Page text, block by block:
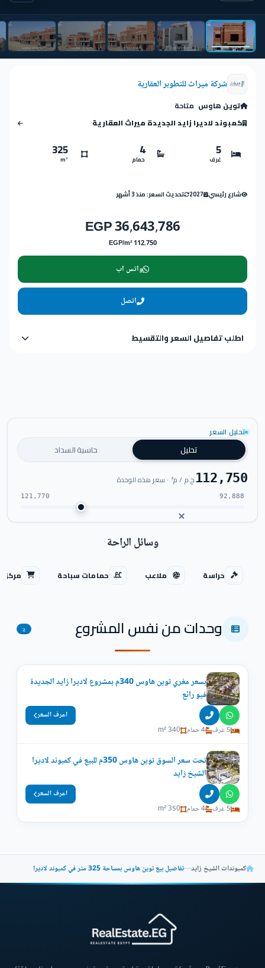
شركة ميراث للتطوبر العقارية
توين هاوس متاحة
كمبوند لاديرا زايد الجديدة ميراث العقارية
5
غرف
4
حمام
325
m²
شارع رئيسي 2027 تحديث السعر: منذ 3 أشهر
36,643,786 EGP
112,750 EGP/m²
واتس اب
اتصل
اطلب تفاصيل السعر والتقسيط
تحليل السعر
تحليل حاسبة السداد
112,750ج.م / م² · سعر هذه الوحدة
92,888
121,770
وسائل الراحة
حراسة ملاعب حمامات سباحة مركز
وحدات من نفس المشروع 2
بسعر مغري توين هاوس 340م بمشروع لاديرا زايد الجديدة
فيو رائع
5 غرف 4 حمام 340 m²
اعرف السعر
تحت سعر السوق توين هاوس 350م للبيع في كمبوند لاديرا
الشيخ زايد
5 غرف 4 حمام 350 m²
اعرف السعر
كمبوندات الشيخ زايد—تفاصيل بيع توين هاوس بمساحة 325 متر في كمبوند لاديرا